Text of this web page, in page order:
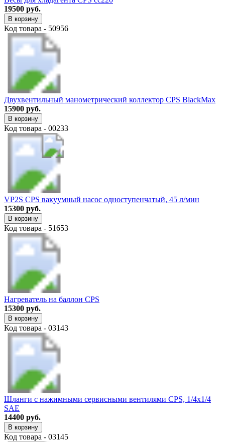
19500 руб.
В корзину
Код товара - 50956
Двухвентильный манометрический коллектор CPS BlackMax
15900 руб.
В корзину
Код товара - 00233
VP2S CPS вакуумный насос одноступенчатый, 45 л/мин
15300 руб.
В корзину
Код товара - 51653
Нагреватель на баллон CPS
15300 руб.
В корзину
Код товара - 03143
Шланги с нажимными сервисными вентилями CPS, 1/4х1/4
SAE
14400 руб.
В корзину
Код товара - 03145